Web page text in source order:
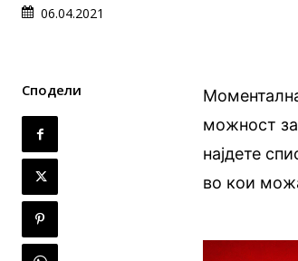
06.04.2021
Сподели
можност
најдете
во кои